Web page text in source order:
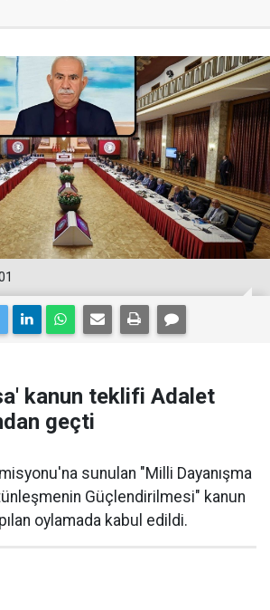
kanun teklifi Adalet
geçti
sunulan "Milli Dayanışma
Güçlendirilmesi" kanun
oylamada kabul edildi.